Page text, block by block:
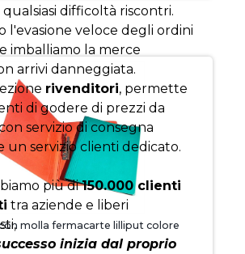
molla fermacarte lilliput colore
difficoltà riscontri.
l'evasione veloce degli ordini
e imballiamo la merce
arrivi danneggiata.
rivenditori, permette
di godere di prezzi da
servizio di consegna
un servizio clienti dedicato.
più di150.000 clienti
tra aziende e liberi
inizia dal proprio